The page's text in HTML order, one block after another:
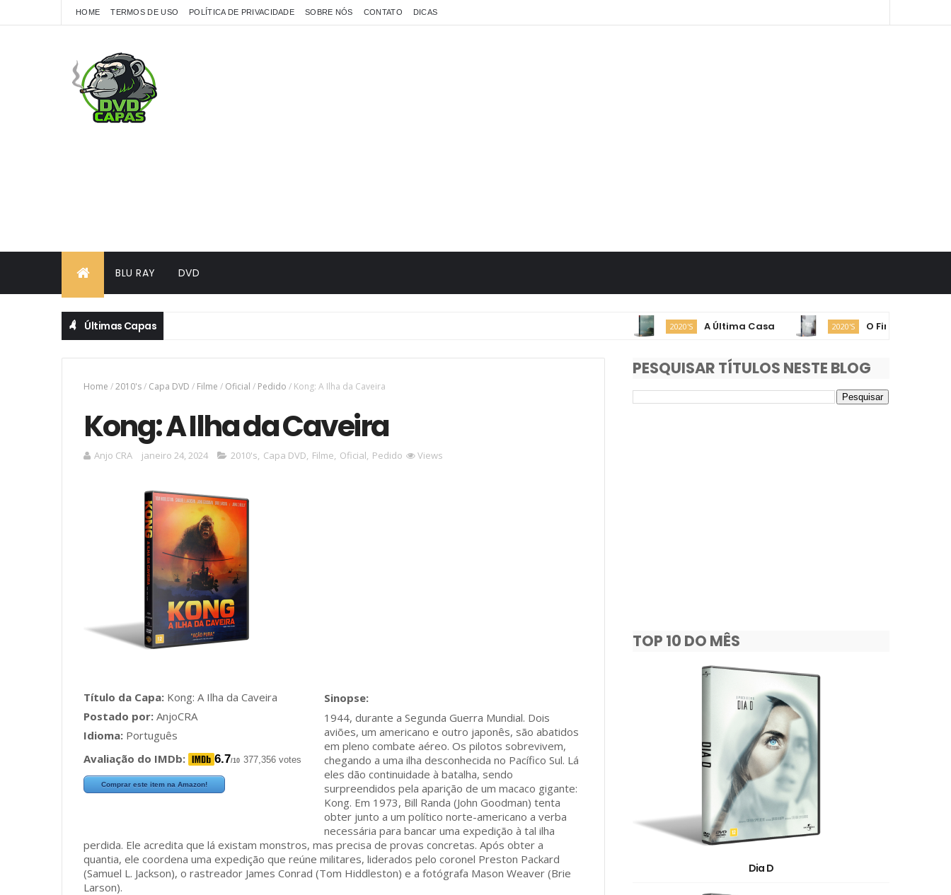
HOME TERMOS DE USO POLÍTICA DE PRIVACIDADE SOBRE NÓS CONTATO DICAS
BLU RAY DVD
Últimas Capas 2020'S A Última Casa 2020'S O Fim da Rua
Home /2010's/ Capa DVD / Filme / Oficial / Pedido / Kong: A Ilha da Caveira
Kong: A Ilha da Caveira
Anjo CRA janeiro 24, 2024 2010's, Capa DVD, Filme, Oficial, Pedido Views
Título da Capa: Kong: A Ilha da Caveira
Postado por: AnjoCRA
Idioma: Português
Avaliação do IMDb:
6.7/10 377,356 votes
Comprar este item na Amazon!
1944, durante a Segunda Guerra Mundial. Dois
aviões, um americano e outro japonês, são abatidos
em pleno combate aéreo. Os pilotos sobrevivem,
chegando a uma ilha desconhecida no Pacífico Sul. Lá
eles dão continuidade à batalha, sendo
surpreendidos pela aparição de um macaco gigante:
Kong. Em 1973, Bill Randa (John Goodman) tenta
obter junto a um político norte-americano a verba
necessária para bancar uma expedição à tal ilha
perdida. Ele acredita que lá existam monstros, mas precisa de provas concretas. Após obter a
quantia, ele coordena uma expedição que reúne militares, liderados pelo coronel Preston Packard
(Samuel L. Jackson), o rastreador James Conrad (Tom Hiddleston) e a fotógrafa Mason Weaver (Brie
Larson).
PESQUISAR TÍTULOS NESTE BLOG
TOP 10 DO MÊS
Dia D